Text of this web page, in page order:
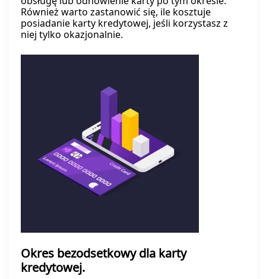
Również warto zastanowić się, ile kosztuje
posiadanie karty kredytowej, jeśli korzystasz z
niej tylko okazjonalnie.
Okres bezodsetkowy dla karty
kredytowej.